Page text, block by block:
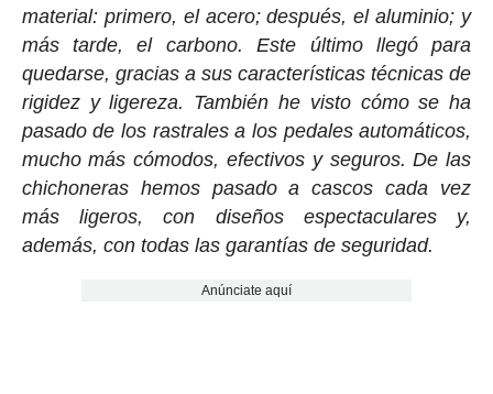
material: primero, el acero; después, el aluminio; y
más tarde, el carbono. Este último llegó para
quedarse, gracias a sus características técnicas de
rigidez y ligereza. También he visto cómo se ha
pasado de los rastrales a los pedales automáticos,
mucho más cómodos, efectivos y seguros. De las
chichoneras hemos pasado a cascos cada vez
más ligeros, con diseños espectaculares y,
además, con todas las garantías de seguridad.
Anúnciate aquí